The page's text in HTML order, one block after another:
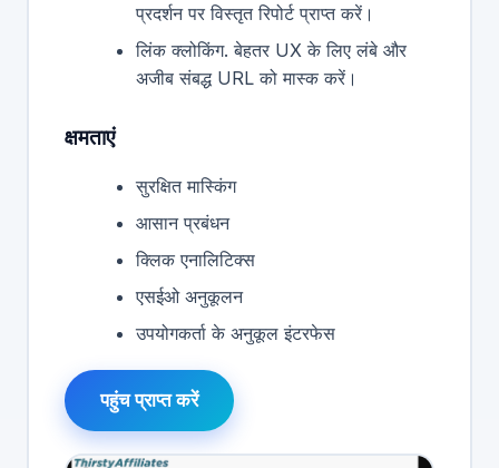
प्रदर्शन पर विस्तृत रिपोर्ट प्राप्त करें।
लिंक क्लोकिंग. बेहतर UX के लिए लंबे और
अजीब संबद्ध URL को मास्क करें।
क्षमताएं
सुरक्षित मास्किंग
आसान प्रबंधन
क्लिक एनालिटिक्स
एसईओ अनुकूलन
उपयोगकर्ता के अनुकूल इंटरफेस
पहुंच प्राप्त करें